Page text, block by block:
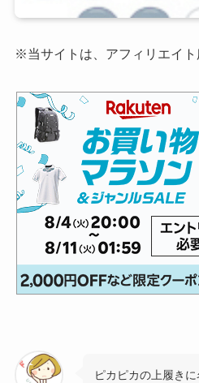
※当サイトは、アフィリエイ
ピカピカの上履き